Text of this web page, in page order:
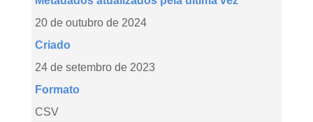
20 de outubro de 2024
Criado
24 de setembro de 2023
Formato
CSV